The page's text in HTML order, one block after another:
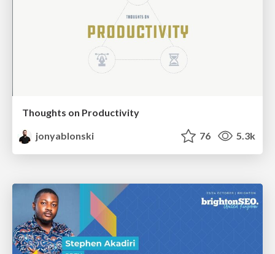
Thoughts on Productivity
jonyablonski
76 5.3k